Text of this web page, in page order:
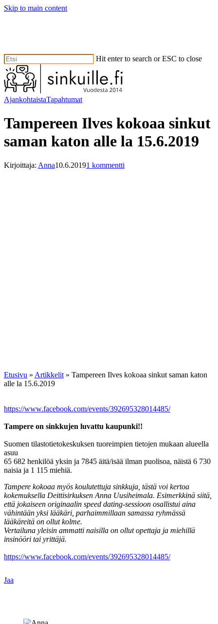
Skip to main content
Hit enter to search or ESC to close
Close
Search
Valikko
AjankohtaistaTapahtumat
Tampereen Ilves kokoaa sinkut
saman katon alle la 15.6.2019
Kirjoittaja: Anna10.6.20191 kommentti
Etusivu » Artikkelit » Tampereen Ilves kokoaa sinkut saman katon
alle la 15.6.2019
https://www.facebook.com/events/392695328014485/
Tampere on sinkkujen luvattu kaupunki!!
Suomen tilastotietokeskuksen tuoreimpien tietojen mukaan alueella
asuu
65 682 henkilöä yksin ja 7845 äitä/isää ilman puolisoa, näistä 6 730
naisia ja 1 115 miehiä.
Tampere kokoaa myös koulutettuja sinkkuja, tästä voi kertoa
kokemuksella Deittisirkuksen Anna Uusiheimala. Esimerkkinä siitä,
että jokaiseen originaalin speed dating-sessioon osallistui aina
vähintään yksi lääkäri, parhaimmillaan samassa ryhmässä
lääkäreitä on ollut kolme.
Vertailuna yleisin ammatti naisilla on ollut opettaja ja miehillä
insinööri tai yrittäjä.
https://www.facebook.com/events/392695328014485/
Jaa